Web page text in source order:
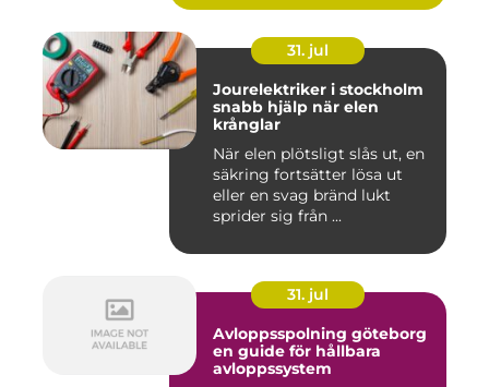
31. jul
Jourelektriker i stockholm
snabb hjälp när elen
krånglar
När elen plötsligt slås ut, en
säkring fortsätter lösa ut
eller en svag bränd lukt
sprider sig från ...
31. jul
Avloppsspolning göteborg
en guide för hållbara
avloppssystem